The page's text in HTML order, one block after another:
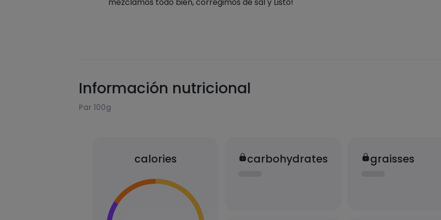
Información nutricional
Par 100g
calories carbohydrates graisses